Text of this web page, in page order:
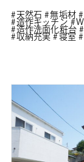
天然石 無垢材
造作キッチン
造作洗面化粧台
収納充実
寝室